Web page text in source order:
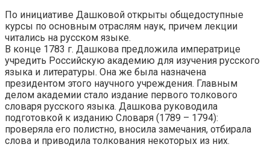
По инициативе Дашковой открыты общедоступные
курсы по основным отраслям наук, причем лекции
читались на русском языке.
В конце 1783 г. Дашкова предложила императрице
учредить Российскую академию для изучения русского
языка и литературы. Она же была назначена
президентом этого научного учреждения. Главным
делом академии стало издание первого толкового
словаря русского языка. Дашкова руководила
подготовкой к изданию Словаря (1789 – 1794):
проверяла его полистно, вносила замечания, отбирала
слова и приводила толкования некоторых из них.